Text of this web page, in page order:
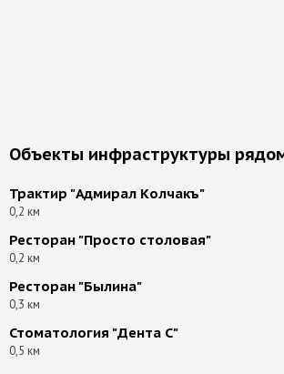
Объекты инфраструктуры
Трактир "Адмирал Колчакъ"
0,2 км
Ресторан "Просто столовая"
0,2 км
Ресторан "Былина"
0,3 км
Стоматология "Дента С"
0,5 км